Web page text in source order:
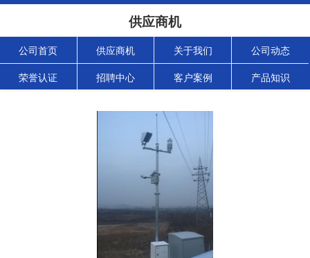
供应商机
公司首页 供应商机 关于我们 公司动态
荣誉认证 招聘中心 客户案例 产品知识